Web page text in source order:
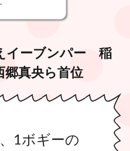
イーブンパー 稲
郷真央ら首位
1ボギーの